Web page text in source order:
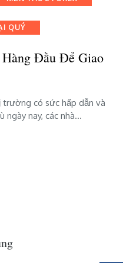
QUÝ
Đầu Để Giao
trường có sức hấp dẫn và
ngày nay, các nhà…